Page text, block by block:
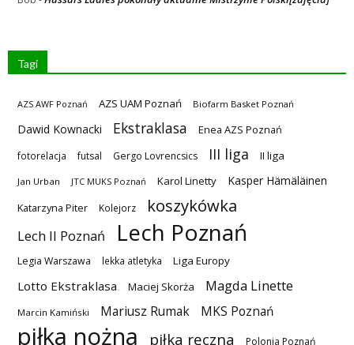
Tagi
AZS AWF Poznań AZS UAM Poznań Biofarm Basket Poznań
Dawid Kownacki Ekstraklasa Enea AZS Poznań
fotorelacja futsal Gergo Lovrencsics III liga II liga
Jan Urban JTC MUKS Poznań Karol Linetty Kasper Hämäläinen
Katarzyna Piter Kolejorz koszykówka
Lech II Poznań Lech Poznań
Legia Warszawa lekka atletyka Liga Europy
Lotto Ekstraklasa Maciej Skorża Magda Linette
Marcin Kamiński Mariusz Rumak MKS Poznań
piłka nożna piłka ręczna Polonia Poznań